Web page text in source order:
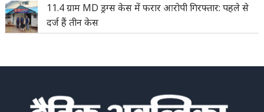
11.4 ग्राम MD ड्रग्स केस में फरार आरोपी गिरफ्तार: पहले से
दर्ज हैं तीन केस